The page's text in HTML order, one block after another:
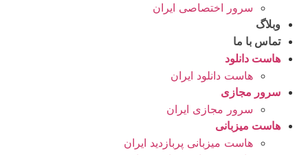
سرور اختصاصی ایران
وبلاگ
تماس با ما
هاست دانلود
هاست دانلود ایران
سرور مجازی
سرور مجازی ایران
هاست میزبانی
هاست میزبانی پربازدید ایران